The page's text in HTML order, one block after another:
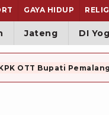
GAYA HIDUP
Jateng DI
OTT Bupati Pemalang